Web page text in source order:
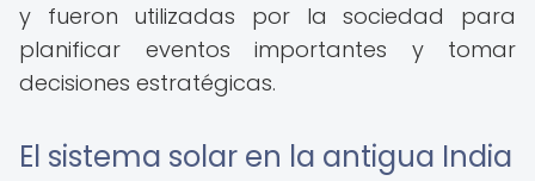
y fueron utilizadas por la sociedad para
planificar eventos importantes y tomar
decisiones estratégicas.
El sistema solar en la antigua India